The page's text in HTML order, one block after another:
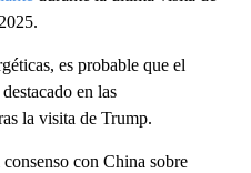
es probable que el
en las
la visita de Trump.
con China sobre